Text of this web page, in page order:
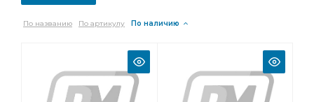
По названию По артикулу По наличию